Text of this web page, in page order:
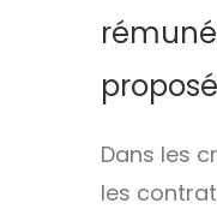
Dans les
les